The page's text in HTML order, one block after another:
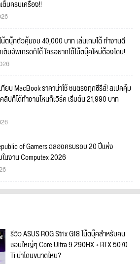
ต็มครบเครื่อง!!
ตบุ๊กตัวคุ้มงบ 40,000 บาท เล่นเกมได้ ทำงานดี
ต็มอัพเกรดก็ได้ ใครอยากได้โน้ตบุ๊คใหม่ต้องโดน!
ยบ MacBook ราคาน่าใช้ ชนตรงทุกซีรีส์! สเปคคุ้ม
ปก็ได้ทำงานไหนก็เวิร์ค เริ่มต้น 21,990 บาท
of Gamers ฉลองครบรอบ 20 ปีแห่ง
นงาน Computex 2026
รีวิว ASUS ROG Strix G18 โน้ตบุ๊คสำหรับคน
ชอบใหญ่ๆ Core Ultra 9 290HX + RTX 5070
Ti น่าโดนขนาดไหน?